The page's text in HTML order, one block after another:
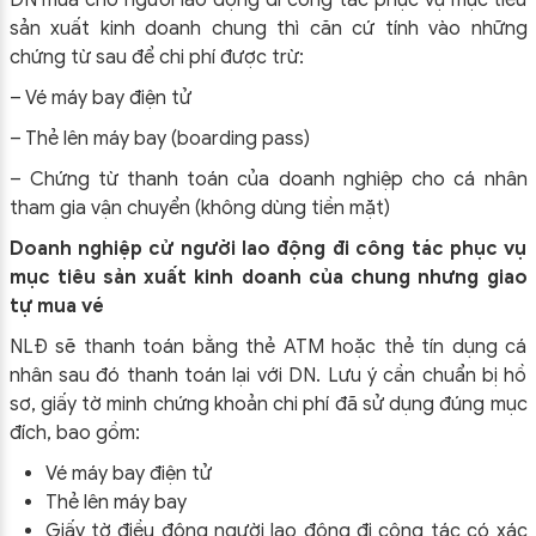
sản xuất kinh doanh chung thì căn cứ tính vào những
chứng từ sau để chi phí được trừ:
– Vé máy bay điện tử
– Thẻ lên máy bay (boarding pass)
– Chứng từ thanh toán của doanh nghiệp cho cá nhân
tham gia vận chuyển (không dùng tiền mặt)
Doanh nghiệp cử người lao động đi công tác phục vụ
mục tiêu sản xuất kinh doanh của chung nhưng giao
tự mua vé
NLĐ sẽ thanh toán bằng thẻ ATM hoặc thẻ tín dụng cá
nhân sau đó thanh toán lại với DN. Lưu ý cần chuẩn bị hồ
sơ, giấy tờ minh chứng khoản chi phí đã sử dụng đúng mục
đích, bao gồm:
Vé máy bay điện tử
Thẻ lên máy bay